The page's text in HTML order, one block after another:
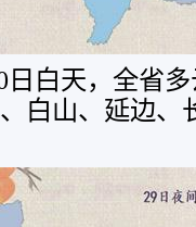
日白天，全省
白山、延边、